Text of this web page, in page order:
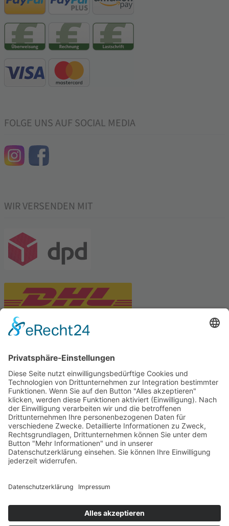
FOLGE UNS AUF SOCIAL MEDIA
WIR VERSENDEN MIT
Tekal – Textile Lebensqualität
Exklusive moderne & Orientteppiche
Feuerwerk XXL
Pyrotechnik online bestellen
© Stadtmühle Waldenbuch 2026
und Mühlenprodukte ·
Cookie-Einstellungen
Alle Preise inkl. der gesetzlichen MwSt.
Die durchgestrichenen Preise entsprechen dem bisherigen Preis in